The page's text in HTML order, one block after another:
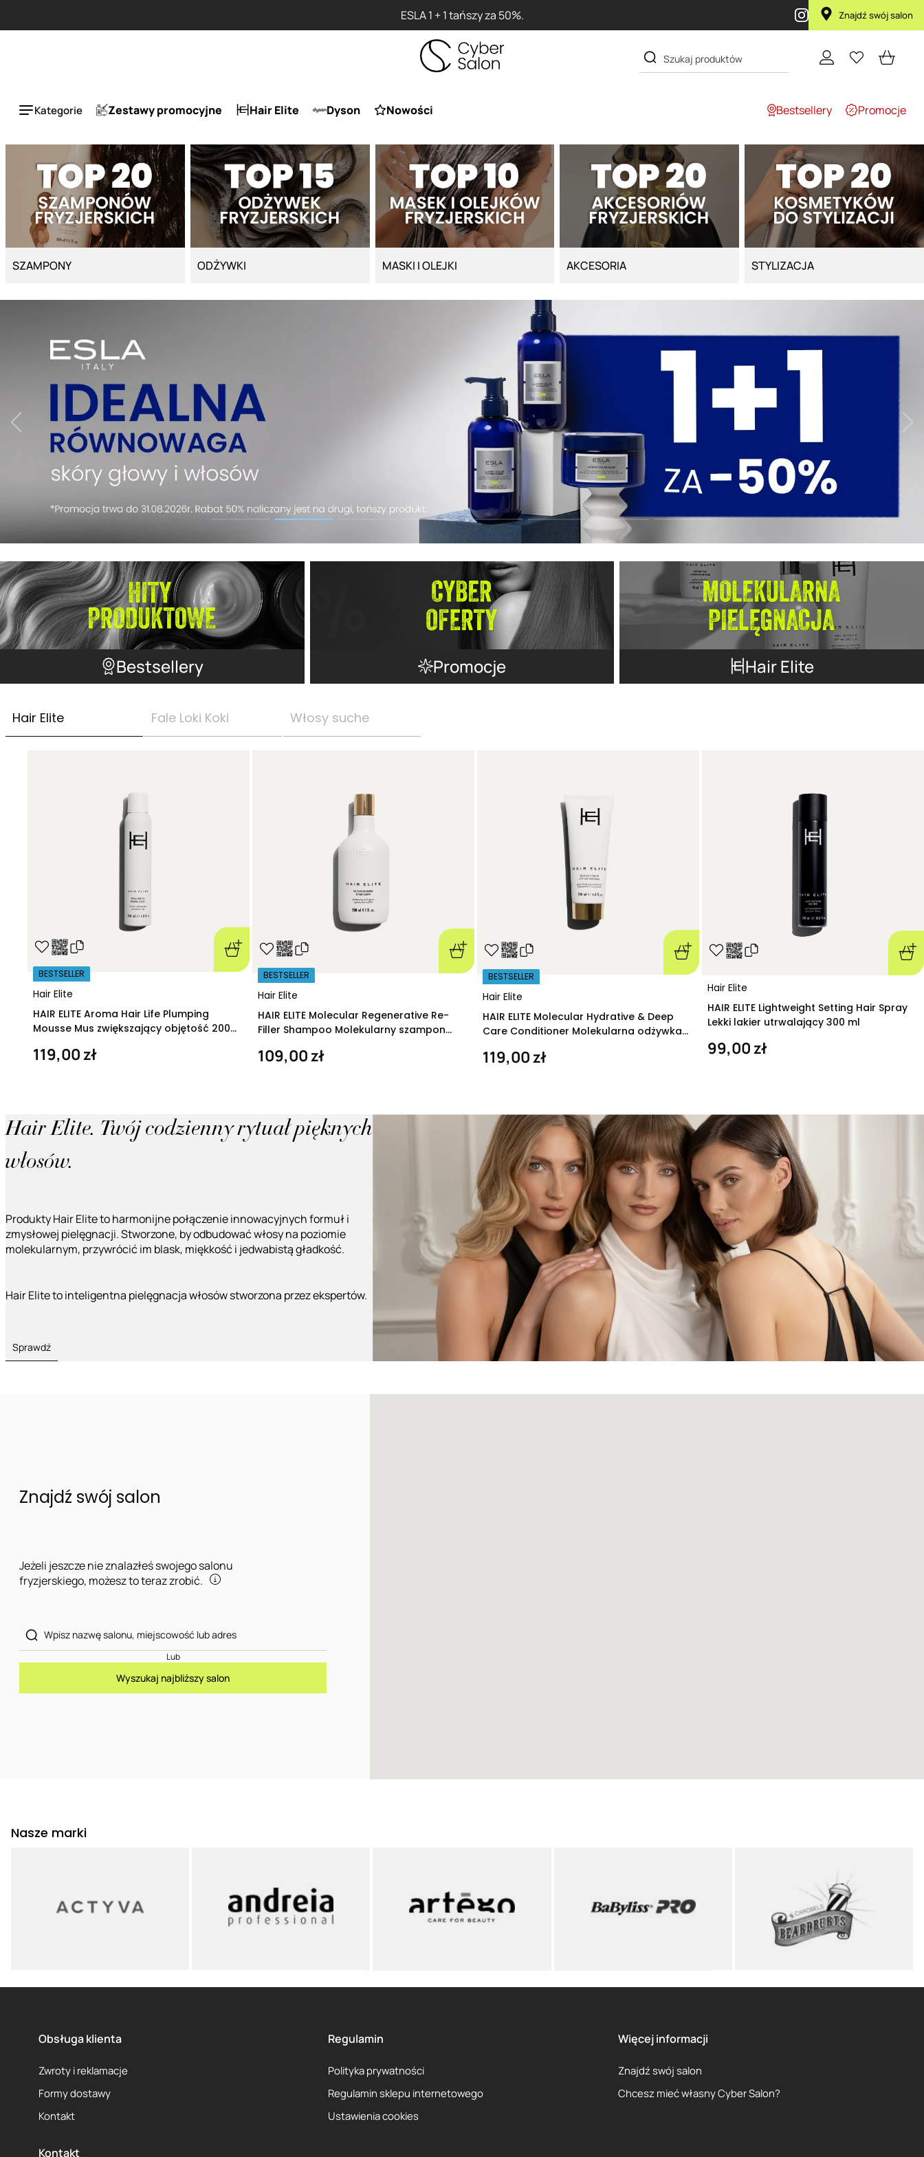
Przy zakupie produktu Artego Maska Lola za 1 żł Znajdź swój salon
Kategorie Zestawy promocyjne Hair Elite Dyson Nowości Bestsellery Promocje
SZAMPONY ODŻYWKI MASKI I OLEJKI AKCESORIA STYLIZACJA
Bestsellery Promocje Hair Elite
Hair Elite Fale Loki Koki Włosy suche
Hair Elite
BESTSELLER
HAIR ELITE Aroma Hair Life Plumping
Mousse Mus zwiększający objętość 200
119,00 zł
Hair Elite
BESTSELLER
HAIR ELITE Molecular Regenerative Re-
Filler Shampoo Molekularny szampon
109,00 zł
Hair Elite
BESTSELLER
HAIR ELITE Molecular Hydrative & Deep
Care Conditioner Molekularna odżywka
119,00 zł
Hair Elite
HAIR ELITE Lightweight Setting Hair Spray
Lekki lakier utrwalający 300 ml
99,00 zł
Hair Elite. Twój codzienny rytuał pięknych
włosów.
Produkty Hair Elite to harmonijne połączenie innowacyjnych formuł i
zmysłowej pielęgnacji. Stworzone, by odbudować włosy na poziomie
molekularnym, przywrócić im blask, miękkość i jedwabistą gładkość.
Hair Elite to inteligentna pielęgnacja włosów stworzona przez ekspertów.
Sprawdź
Znajdź swój salon
Jeżeli jeszcze nie znalazłeś swojego salonu
fryzjerskiego, możesz to teraz zrobić.
Lub
Wyszukaj najbliższy salon
Nasze marki
Obsługa klienta
Zwroty i reklamacje
Formy dostawy
Kontakt
Regulamin
Polityka prywatności
Regulamin sklepu internetowego
Ustawienia cookies
Więcej informacji
Znajdź swój salon
Chcesz mieć własny Cyber Salon?
Kontakt